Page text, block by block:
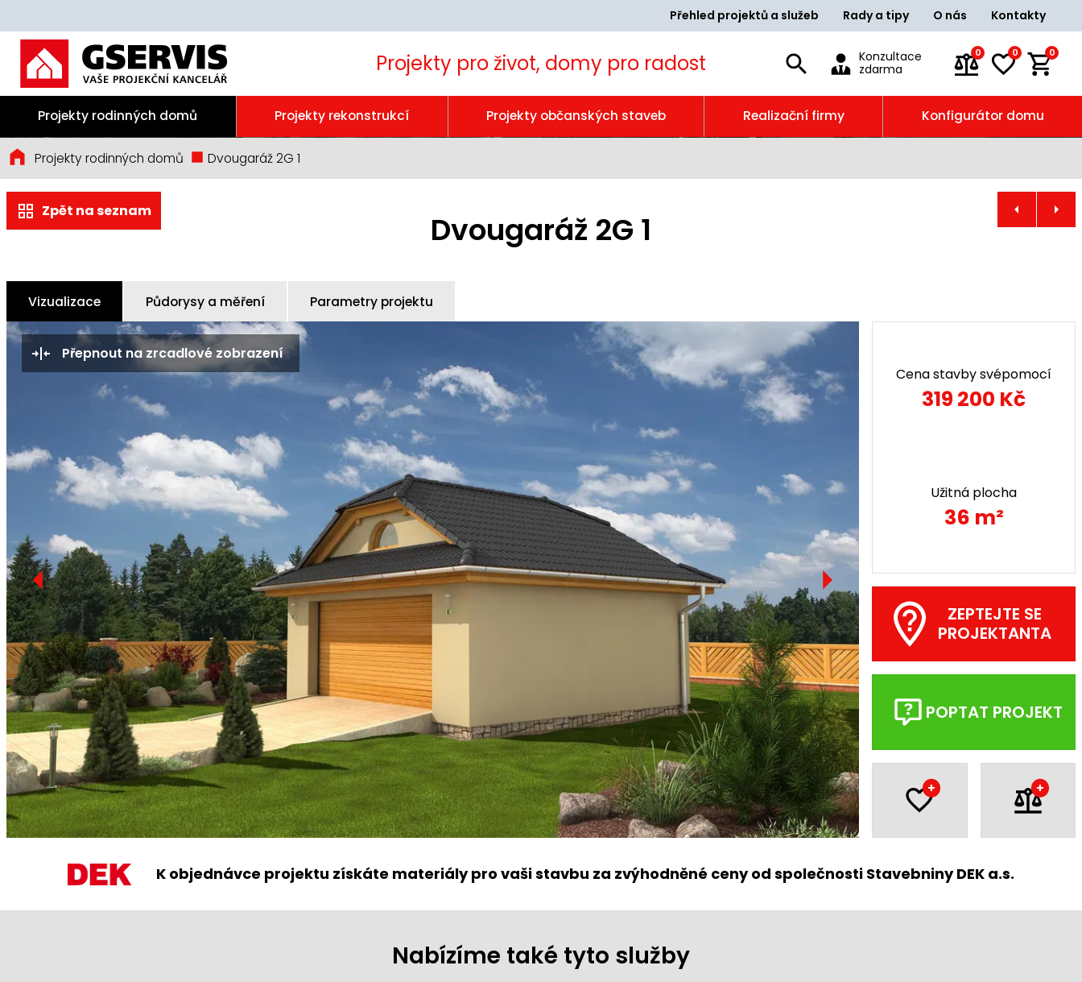
Přehled projektů a služeb Rady a tipy O nás Kontakty
Projekty pro život, domy pro radost
Konzultace
zdarma
0 0 0
Projekty rodinných domů Projekty rekonstrukcí Projekty občanských staveb Realizační firmy Konfigurátor domu
Projekty rodinných domů Dvougaráž 2G 1
Dvougaráž 2G 1
Zpět na seznam
Vizualizace Půdorysy a měření Parametry projektu
Přepnout na zrcadlové zobrazení
Cena stavby svépomocí
319 200 Kč
Užitná plocha
36 m²
ZEPTEJTE SE
PROJEKTANTA
POPTAT PROJEKT
+ +
K objednávce projektu získáte materiály pro vaši stavbu za zvýhodněné ceny od společnosti Stavebniny DEK a.s.
Nabízíme také tyto služby